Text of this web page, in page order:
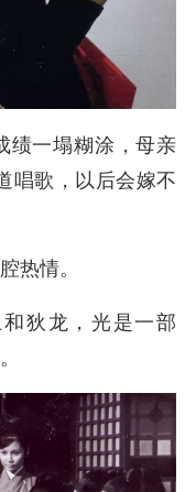
绩一塌糊涂，母亲
唱歌，以后会嫁不
热情。
狄龙，光是一部